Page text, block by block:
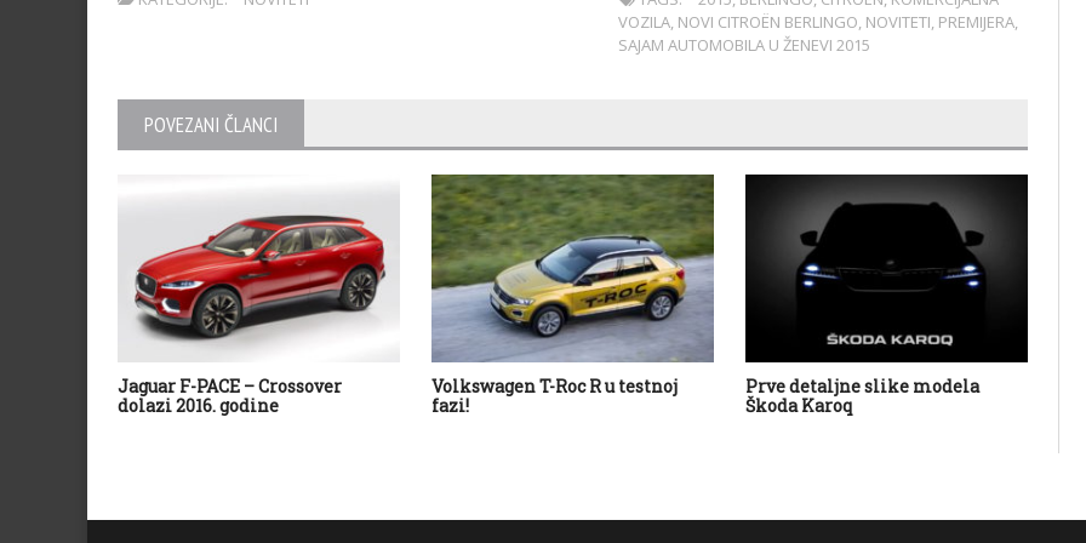
VOZILA, NOVI CITROËN BERLINGO, NOVITETI, PREMIJERA,
SAJAM AUTOMOBILA U ŽENEVI 2015
POVEZANI ČLANCI
Jaguar F-PACE – Crossover
dolazi 2016. godine
Volkswagen T-Roc R u testnoj
fazi!
Prve detaljne slike modela
Škoda Karoq